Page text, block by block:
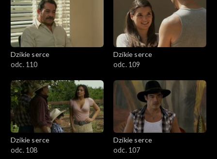
Dzikie serce
odc. 110
Dzikie serce
odc. 109
Dzikie serce
odc. 108
Dzikie serce
odc. 107